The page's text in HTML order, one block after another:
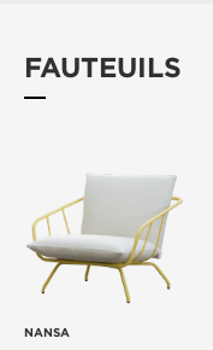
FAUTEUILS
NANSA